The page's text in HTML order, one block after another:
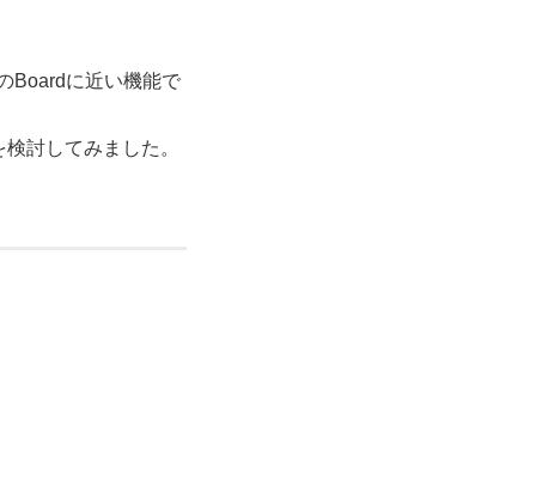
Boardに近い機能で
討してみました。